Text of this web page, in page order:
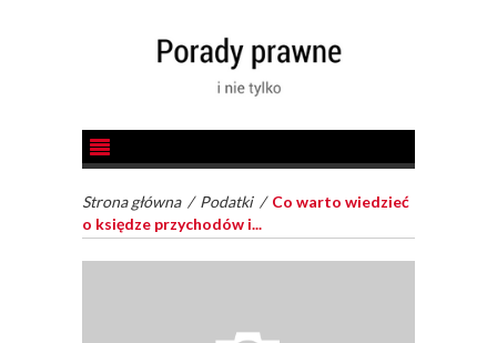
Strona główna / Podatki / Co warto wiedzieć
o księdze przychodów i...